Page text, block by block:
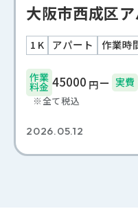
1 K アパート 作業時
作業
料金 45000 円 実費
※全て税込
2026.05.12